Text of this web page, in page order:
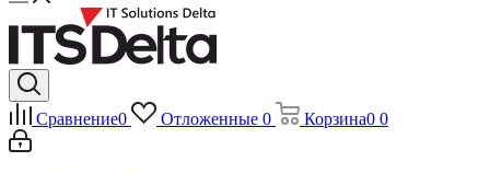
Сравнение0 Отложенные 0 Корзина0 0